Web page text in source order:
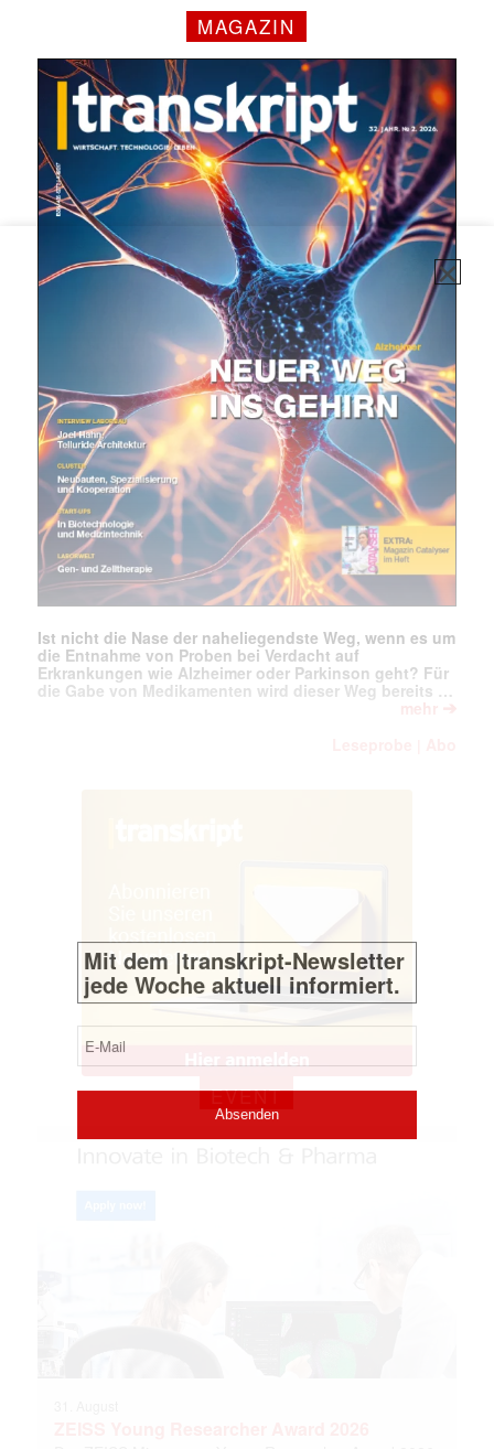
✕
Mail
(erforderlich)
MAGAZIN
Ist nicht die Nase der naheliegendste Weg, wenn es um
die Entnahme von Proben bei Verdacht auf
Erkrankungen wie Alzheimer oder Parkinson geht? Für
die Gabe von Medikamenten wird dieser Weg bereits …
mehr
➔
EVENT